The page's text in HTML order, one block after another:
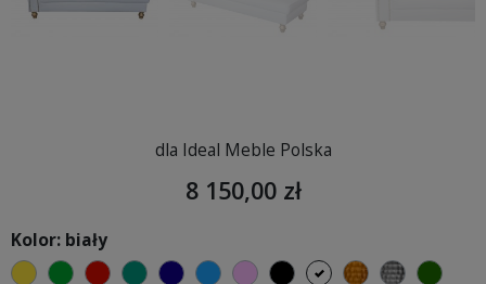
dla Ideal Meble Polska
8 150,00 zł
Kolor: biały
żółtyzielonyczerwonyturkusowygranatowyniebieski
różowyczarnybiałyzłotysrebrny